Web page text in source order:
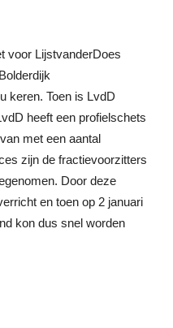
voor LijstvanderDoes
keren. Toen is LvdD
heeft een profielschets
met een aantal
zijn de fractievoorzitters
Door deze
en toen op 2 januari
kon dus snel worden